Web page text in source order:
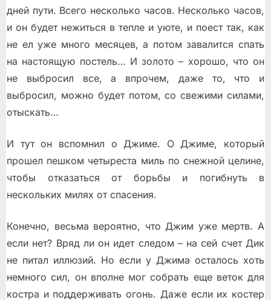
дней пути. Всего несколько часов. Несколько часов,
и он будет нежиться в тепле и уюте, и поест так, как
не ел уже много месяцев, а потом завалится спать
на настоящую постель… И золото – хорошо, что он
не выбросил все, а впрочем, даже то, что и
выбросил, можно будет потом, со свежими силами,
отыскать…
И тут он вспомнил о Джиме. О Джиме, который
прошел пешком четыреста миль по снежной целине,
чтобы отказаться от борьбы и погибнуть в
нескольких милях от спасения.
Конечно, весьма вероятно, что Джим уже мертв. А
если нет? Вряд ли он идет следом – на сей счет Дик
не питал иллюзий. Но если у Джима осталось хоть
немного сил, он вполне мог собрать еще веток для
костра и поддерживать огонь. Даже если их костер